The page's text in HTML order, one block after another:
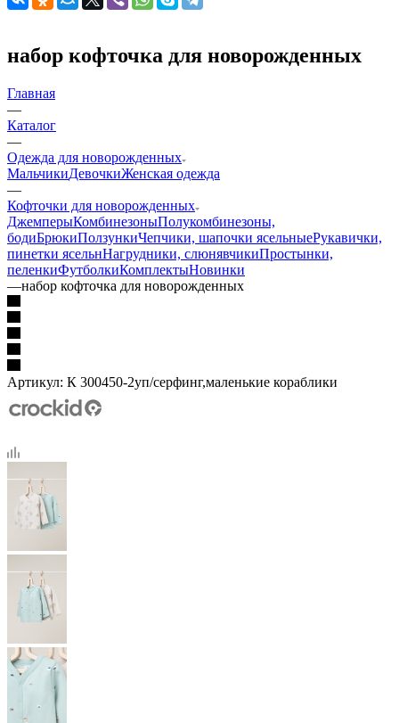
набор кофточка для новорожденных
Главная
—
Каталог
—
Одежда для новорожденных
МальчикиДевочкиЖенская одежда
—
Кофточки для новорожденных
ДжемперыКомбинезоныПолукомбинезоны,
бодиБрюкиПолзункиЧепчики, шапочки ясельныеРукавички,
пинетки ясельнНагрудники, слюнявчикиПростынки,
пеленкиФутболкиКомплектыНовинки
—набор кофточка для новорожденных
Артикул: К 300450-2уп/серфинг,маленькие кораблики